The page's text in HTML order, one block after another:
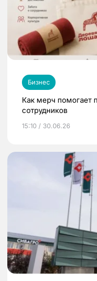
Бизнес
Как мерч помогает
сотрудников
15:10 / 30.06.26